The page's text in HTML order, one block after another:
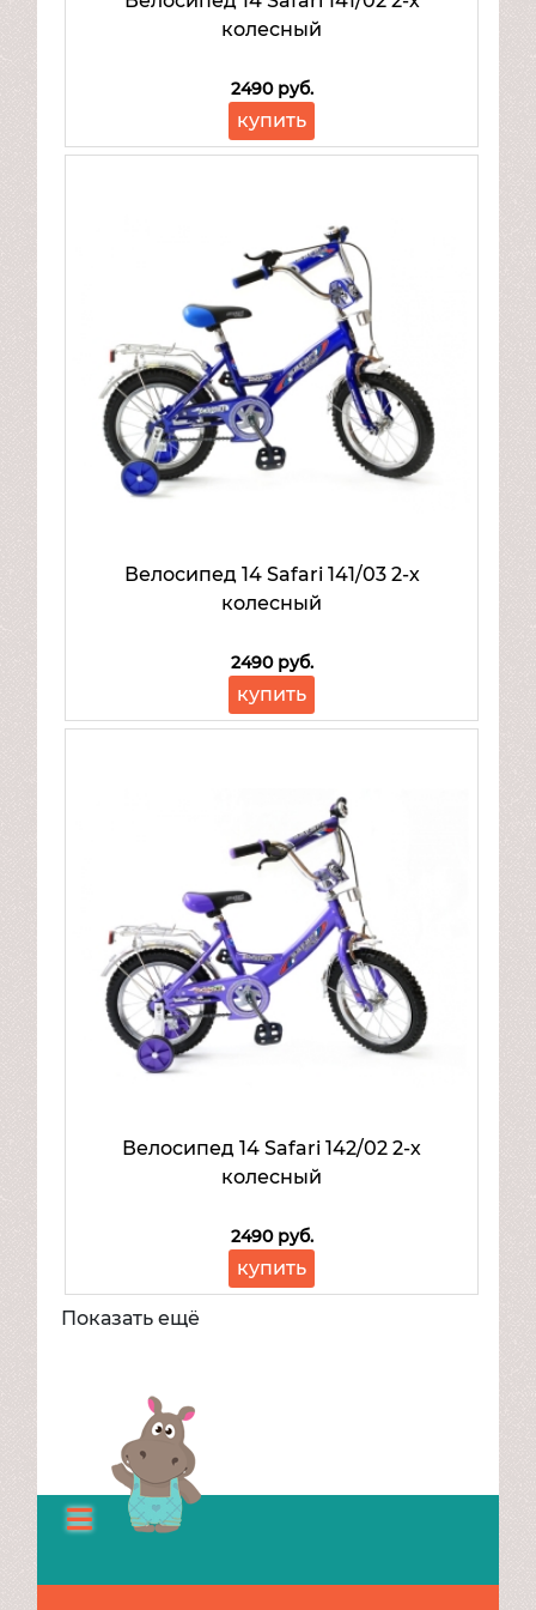
колесный
2490 руб.
купить
Велосипед 14 Safari 141/03 2-х
колесный
2490 руб.
купить
Велосипед 14 Safari 142/02 2-х
колесный
2490 руб.
купить
Показать ещё